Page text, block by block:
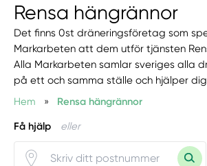
Rensa hängrännor
Det finns 0st dräneringsföretag som
Markarbeten att dem utför tjänsten
Alla Markarbeten samlar sveriges alla
på ett och samma ställe och hjälper
Hem
» Rensa hängrännor
Få hjälp eller